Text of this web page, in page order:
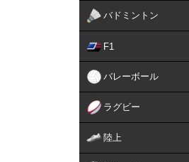
バドミントン
F1
バレーボール
ラグビー
陸上